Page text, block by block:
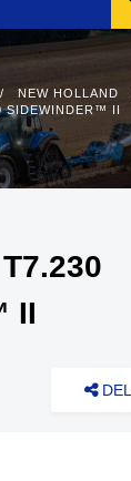
NEW HOLLAND
SIDEWINDER™ II
II
DEL